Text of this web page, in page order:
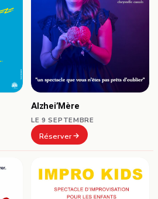
Alzhei’Mère
LE 9 SEPTEMBRE
Réserver